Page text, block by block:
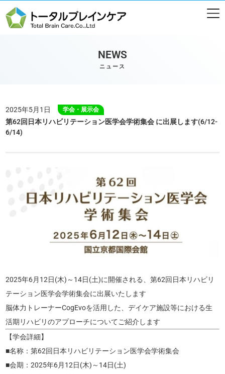
NEWS
ニュース
2025年5月1日 学会・展示会
第62回日本リハビリテーション医学会学術集会 に出展します(6/12-
6/14)
2025年6月12日(木)～14日(土)に開催される、第62回日本リハビリ
テーション医学会学術集会に出展いたします
脳体力トレーナーCogEvoを活用した、デイケア施設等における生
活期リハビリのアプローチについてご紹介します
【学会詳細】
■名称：第62回日本リハビリテーション医学会学術集会
■会期：2025年6月12日(木)～14日(土)